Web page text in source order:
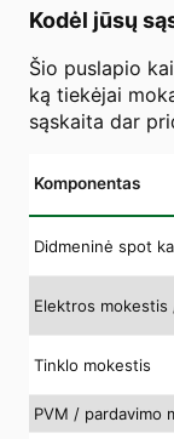
Kodėl jūsų
Šio puslapio
ką tiekėjai
sąskaita dar
Komponentas
Didmeninė spot
Elektros mokestis
Tinklo mokestis
PVM / pardavimo